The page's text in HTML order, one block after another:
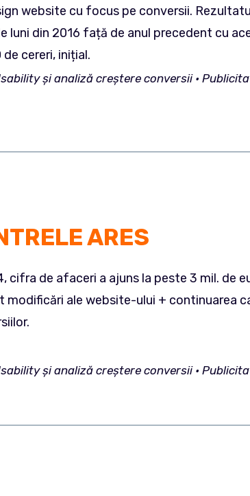
website cu focus pe conversii.
luni din 2016 față de anul precedent cu
cereri, inițial.
și analiză creștere conversii •
ARES
cifra de afaceri a ajuns la peste 3 mil. de
modificări ale website-ului + continuarea
și analiză creștere conversii •